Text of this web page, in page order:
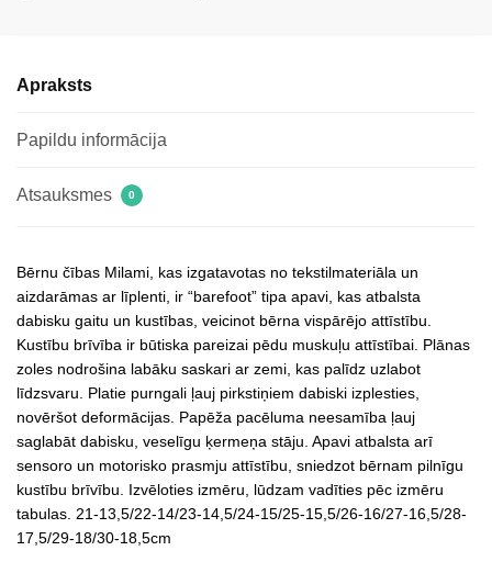
daudzums
Apraksts
Papildu informācija
Atsauksmes 0
Bērnu čības Milami, kas izgatavotas no tekstilmateriāla un
aizdarāmas ar līplenti, ir “barefoot” tipa apavi, kas atbalsta
dabisku gaitu un kustības, veicinot bērna vispārējo attīstību.
Kustību brīvība ir būtiska pareizai pēdu muskuļu attīstībai. Plānas
zoles nodrošina labāku saskari ar zemi, kas palīdz uzlabot
līdzsvaru. Platie purngali ļauj pirkstiņiem dabiski izplesties,
novēršot deformācijas. Papēža pacēluma neesamība ļauj
saglabāt dabisku, veselīgu ķermeņa stāju. Apavi atbalsta arī
sensoro un motorisko prasmju attīstību, sniedzot bērnam pilnīgu
kustību brīvību. Izvēloties izmēru, lūdzam vadīties pēc izmēru
tabulas. 21-13,5/22-14/23-14,5/24-15/25-15,5/26-16/27-16,5/28-
17,5/29-18/30-18,5cm